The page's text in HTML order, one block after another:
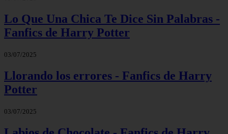
Lo Que Una Chica Te Dice Sin Palabras -
Fanfics de Harry Potter
03/07/2025
Llorando los errores - Fanfics de Harry
Potter
03/07/2025